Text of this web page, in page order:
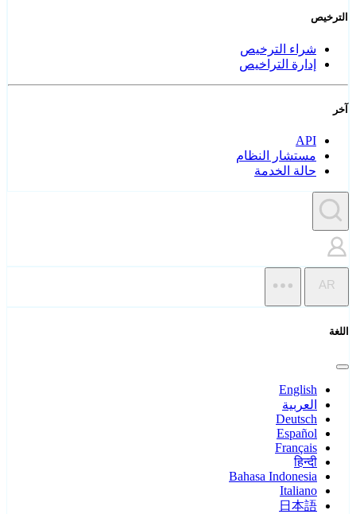
الترخيص
شراء الترخيص
إدارة التراخيص
آخر
API
مستشار النظام
حالة الخدمة
AR
اللغة
English
العربية
Deutsch
Español
Français
हिन्दी
Bahasa Indonesia
Italiano
日本語